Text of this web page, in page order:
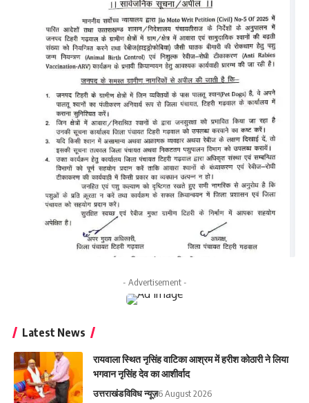
- Advertisement -
Latest News
रायवाला स्थित नृसिंह वाटिका आश्रम में हरीश कोठारी ने लिया
भगवान नृसिंह देव का आशीर्वाद
उत्तराखंडविविध न्यूज़6 August 2026